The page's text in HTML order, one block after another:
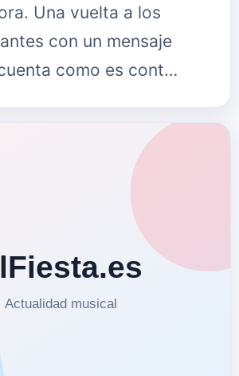
Una vuelta a los
con un mensaje
como es cont…